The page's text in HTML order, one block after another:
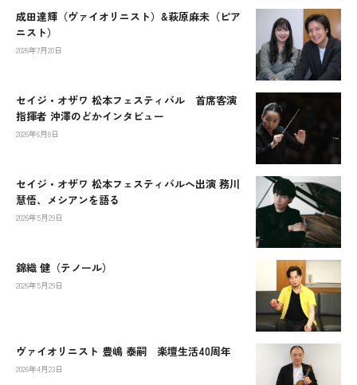
成田達輝（ヴァイオリニスト）&萩原麻未（ピア
ニスト）
2026年7月20日
セイジ・オザワ 松本フェスティバル 首席客演
指揮者 沖澤のどかインタビュー
2026年6月8日
セイジ・オザワ 松本フェスティバルへ出演 務川
慧悟、メシアンを語る
2026年5月29日
錦織 健（テノール）
2026年5月29日
ヴァイオリニスト 豊嶋 泰嗣 楽壇生活40周年
2026年4月23日